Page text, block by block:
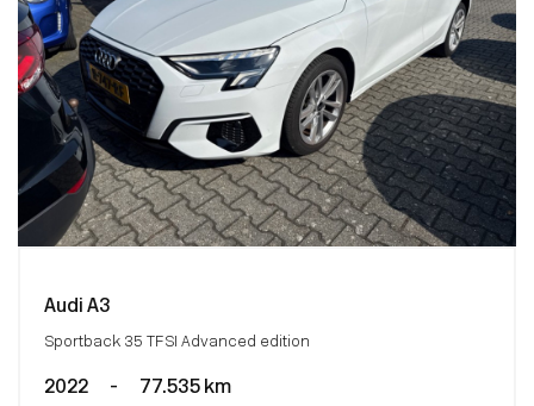
Audi A3
Sportback 35 TFSI Advanced edition
2022 - 77.535 km